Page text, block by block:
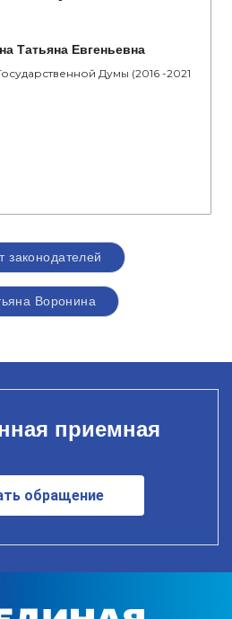
Татьяна Евгеньевна
Думы (2016 -2021
законодателей
Воронина
приемная
обращение